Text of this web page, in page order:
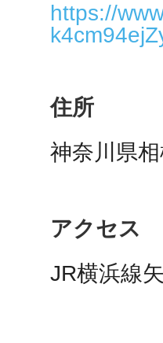
https://
住所
神奈川県
アクセス
JR横浜線